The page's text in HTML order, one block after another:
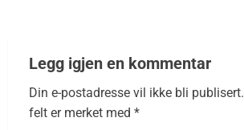
Legg igjen en kommentar
Din e-postadresse vil ikke bli publisert.
felt er merket med *